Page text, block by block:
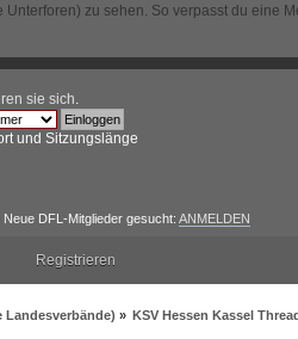
zu sehen. So verpasst du eine
sie sich
und Sitzungslänge
Neue DFL-Mitglieder gesucht: ANMELDEN
Registrieren
Landesverbände) » KSV Hessen Kassel